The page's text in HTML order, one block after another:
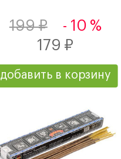
199 ₽
- 10 %
179 ₽
добавить в корзину